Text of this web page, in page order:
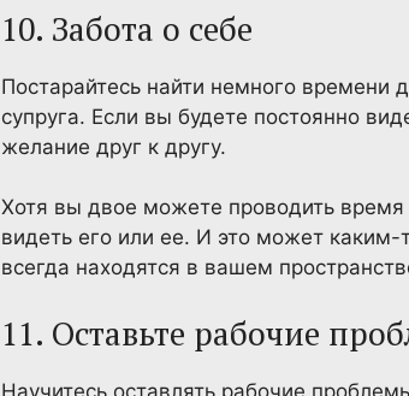
10. Забота о себе
Постарайтесь найти немного времени
супруга. Если вы будете постоянно
желание друг к другу.
Хотя вы двое можете проводить
видеть его или ее. И это может каким-
всегда находятся в вашем
11. Оставьте рабочие
Научитесь оставлять рабочие